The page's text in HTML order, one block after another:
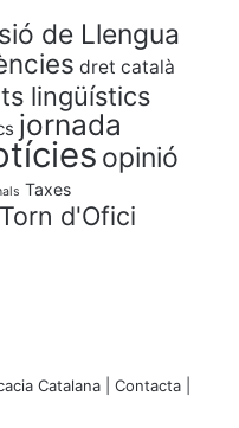
de Llengua
dret català
lingüístics
jornada
opinió
Taxes
Torn d'Ofici
Catalana | Contacta